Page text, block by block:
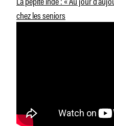
chez les seniors